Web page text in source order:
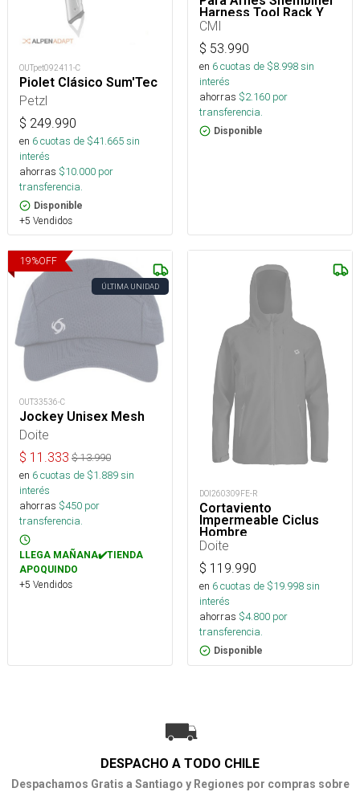
OUTpet092411-C
Piolet Clásico Sum'Tec
Petzl
$ 249.990
en 6cuotas de $41.665sin
interés
ahorras $10.000 por
transferencia.
Disponible
+5 Vendidos
Harness Tool Rack Y
Arborismo
CMI
$ 53.990
en 6cuotas de $8.998sin
interés
ahorras $2.160 por
transferencia.
Disponible
19%OFF
ÚLTIMA UNIDAD
OUT33536-C
Jockey Unisex Mesh
Doite
$ 11.333 $13.990
en 6cuotas de $1.889sin
interés
ahorras $450 por
transferencia.
LLEGA MAÑANA✔️TIENDA
APOQUINDO
+5 Vendidos
DOI260309FE-R
Cortaviento
Impermeable Ciclus
Hombre
Doite
$ 119.990
en 6cuotas de $19.998sin
interés
ahorras $4.800 por
transferencia.
Disponible
DESPACHO A TODO CHILE
Despachamos Gratis a Santiago y Regiones por compras sobre